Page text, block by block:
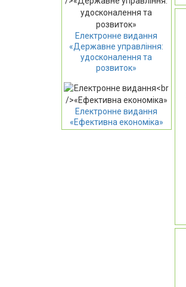
Електронне видання
«Державне управління:
удосконалення та
розвиток»
Електронне видання
«Ефективна економіка»